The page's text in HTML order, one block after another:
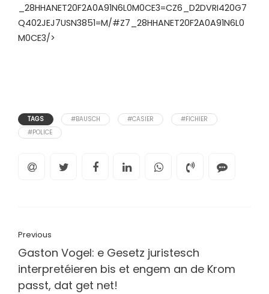
_28HHANET20F2A0A91N6L0M0CE3=CZ6_D2DVRI420G7
Q402JEJ7USN3851=M/#Z7_28HHANET20F2A0A91N6L0
M0CE3/>
TAGS #BAUSCH #CASIER
#FICHIER
#POLICE
Previous
Gaston Vogel: e Gesetz juristesch
interpretéieren bis et engem an de Krom
passt, dat get net!